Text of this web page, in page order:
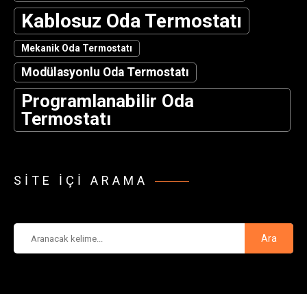
Kablosuz Oda Termostatı
Mekanik Oda Termostatı
Modülasyonlu Oda Termostatı
Programlanabilir Oda
Termostatı
SITE IÇI ARAMA
Ara